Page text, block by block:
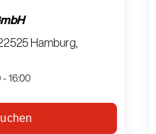
Hamburg,
16:00